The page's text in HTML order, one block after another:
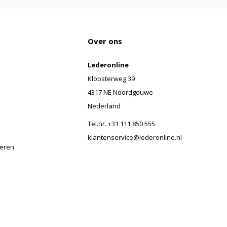
Over ons
Lederonline
Kloosterweg 39
4317 NE Noordgouwe
Nederland
Tel.nr. +31 111 850 555
klantenservice@lederonline.nl